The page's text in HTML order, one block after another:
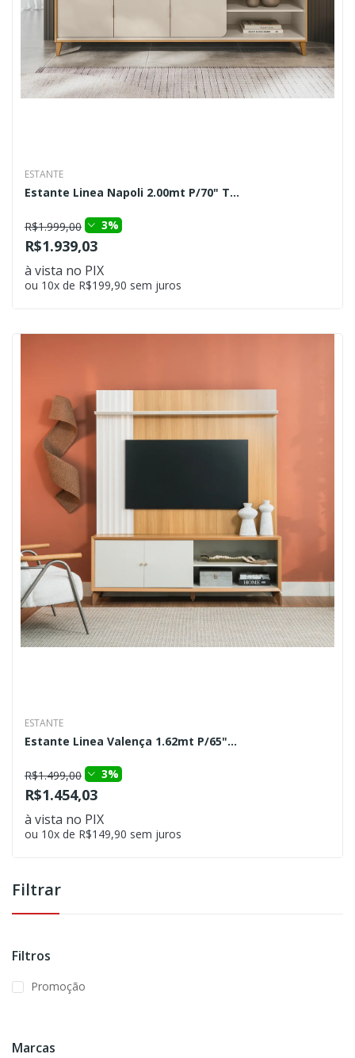
ESTANTE
Estante Linea Napoli 2.00mt P/70" T...
R$1.999,00 3%
R$1.939,03
à vista no PIX
ou 10x de R$199,90 sem juros
ESTANTE
Estante Linea Valença 1.62mt P/65"...
R$1.499,00 3%
R$1.454,03
à vista no PIX
ou 10x de R$149,90 sem juros
Filtrar
Filtros
Promoção
Marcas